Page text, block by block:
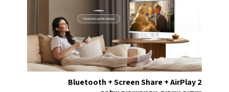
AirPlay 2‏ + Screen Share + ‏‏Bluetooth